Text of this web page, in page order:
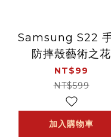
Samsung S22 手機
防摔殼藝術之花
NT$99
NT$599
加入購物車